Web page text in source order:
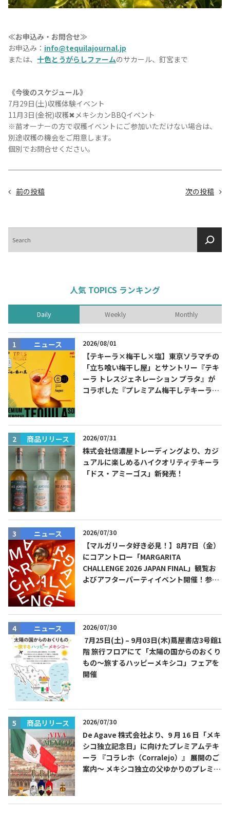
≪お申込み・お問合せ≫
お申込み： info@tequilajournal.jp
または、 十色とうがらしファームのサカール、釘宮まで
《今後のスケジュール》
7月29日(土)収穫体験イベント
11月3日(金祝)収穫✖︎メキシカンBBQイベント
※苗オーナーの方で収穫イベントにご参加いただけない場合は、
別途収穫の機会をご用意します。
個別でお問合せください。
前の投稿 次の投稿
索
人気 TOPICS ランキング
Daily Weekly Monthly
ニュース 2026/08/01
【テキーラ×梅干し×塩】東京ソラマチの
「立ち喰い梅干し屋」とサントリー『テキ
ーラ トレスジェネレーション プラタ』が
コラボした『プレミアム梅干しテキーラソ
商品リリース 2026/07/31
株式会社信濃屋トレーディングより、カジ
ュアルに楽しめるハイクオリティテキーラ
「ドス・アミーゴス」新発売！
ニュース 2026/07/30
【マルガリータ好き必見！】8月7日（金）
にコアントロー「MARGARITA
CHALLENGE 2026 JAPAN FINAL」観覧お
よびアフターパーティイベント開催！参加
ニュース 2026/07/30
7月25日(土) – 9月03日(木)蔦屋書店3号館1
階 旅行フロアにて「太陽の国からのおくり
もの～旅するハッピーメキシコ」フェアを
開催
商品リリース 2026/07/30
De Agave 株式会社より、9 月 16 日「メキ
シコ独立記念日」に向けたプレミアムテキ
ーラ 『コラレホ（Corralejo）』 展開のご
案内〜 メキシコ独立の父ゆかりのプレミア